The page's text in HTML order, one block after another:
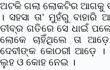
ଅଟକି ଗଲା ଲୋକଟିର ଆଗକୁ
। ସହସା ତା’ ମୁହଁରୁ
ତୀବ୍ର ଗତିରେ ସେ ଧାଇଁ
ଲୋକେ ଚାହିଁଥିଲେ ତା
ଦେବୀଙ୍କ କୋଠରୀ ଆଡ଼େ
ଲୁହ ଓ କୋହ ନେଇ ।